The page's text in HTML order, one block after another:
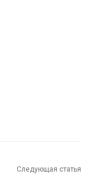
Следующая статья